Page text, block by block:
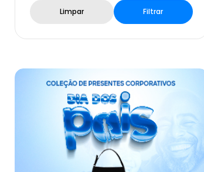
Limpar
Filtrar